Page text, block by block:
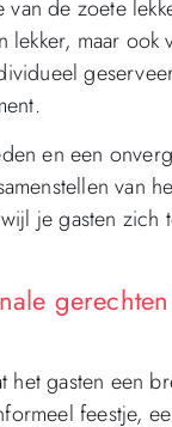
de zoete
lekker, maar ook
en een
van
je gasten zich
gasten een
feestje,